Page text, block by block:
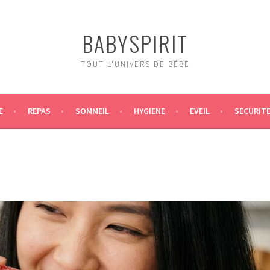
BABYSPIRIT
TOUT L'UNIVERS DE BÉBÉ
REPAS SOMMEIL HYGIENE EVEIL SECURITE